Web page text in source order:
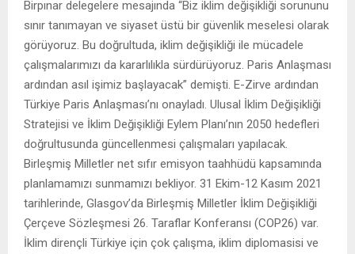
Birpınar delegelere mesajında “Biz iklim değişikliği sorununu
sınır tanımayan ve siyaset üstü bir güvenlik meselesi olarak
görüyoruz. Bu doğrultuda, iklim değişikliği ile mücadele
çalışmalarımızı da kararlılıkla sürdürüyoruz. Paris Anlaşması
ardından asıl işimiz başlayacak” demişti. E-Zirve ardından
Türkiye Paris Anlaşması’nı onayladı. Ulusal İklim Değişikliği
Stratejisi ve İklim Değişikliği Eylem Planı’nın 2050 hedefleri
doğrultusunda güncellenmesi çalışmaları yapılacak.
Birleşmiş Milletler net sıfır emisyon taahhüdü kapsamında
planlamamızı sunmamızı bekliyor. 31 Ekim-12 Kasım 2021
tarihlerinde, Glasgov’da Birleşmiş Milletler İklim Değişikliği
Çerçeve Sözleşmesi 26. Taraflar Konferansı (COP26) var.
İklim dirençli Türkiye için çok çalışma, iklim diplomasisi ve